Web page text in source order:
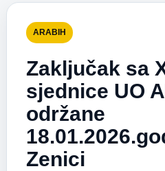
ARABIH
Zaključak sa
sjednice UO
održane
Zenici